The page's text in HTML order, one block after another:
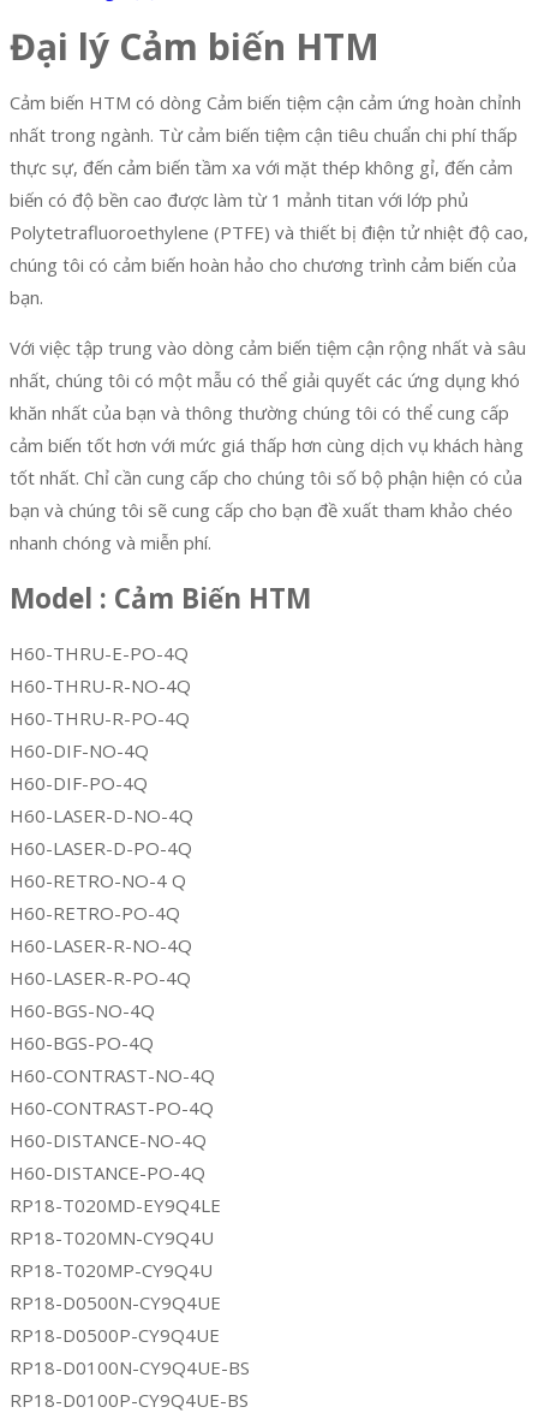
Đại lý Cảm biến HTM
Cảm biến HTM có dòng Cảm biến tiệm cận cảm ứng hoàn chỉnh
nhất trong ngành. Từ cảm biến tiệm cận tiêu chuẩn chi phí thấp
thực sự, đến cảm biến tầm xa với mặt thép không gỉ, đến cảm
biến có độ bền cao được làm từ 1 mảnh titan với lớp phủ
Polytetrafluoroethylene (PTFE) và thiết bị điện tử nhiệt độ cao,
chúng tôi có cảm biến hoàn hảo cho chương trình cảm biến của
bạn.
Với việc tập trung vào dòng cảm biến tiệm cận rộng nhất và sâu
nhất, chúng tôi có một mẫu có thể giải quyết các ứng dụng khó
khăn nhất của bạn và thông thường chúng tôi có thể cung cấp
cảm biến tốt hơn với mức giá thấp hơn cùng dịch vụ khách hàng
tốt nhất. Chỉ cần cung cấp cho chúng tôi số bộ phận hiện có của
bạn và chúng tôi sẽ cung cấp cho bạn đề xuất tham khảo chéo
nhanh chóng và miễn phí.
Model : Cảm Biến HTM
H60-THRU-E-PO-4Q
H60-THRU-R-NO-4Q
H60-THRU-R-PO-4Q
H60-DIF-NO-4Q
H60-DIF-PO-4Q
H60-LASER-D-NO-4Q
H60-LASER-D-PO-4Q
H60-RETRO-NO-4 Q
H60-RETRO-PO-4Q
H60-LASER-R-NO-4Q
H60-LASER-R-PO-4Q
H60-BGS-NO-4Q
H60-BGS-PO-4Q
H60-CONTRAST-NO-4Q
H60-CONTRAST-PO-4Q
H60-DISTANCE-NO-4Q
H60-DISTANCE-PO-4Q
RP18-T020MD-EY9Q4LE
RP18-T020MN-CY9Q4U
RP18-T020MP-CY9Q4U
RP18-D0500N-CY9Q4UE
RP18-D0500P-CY9Q4UE
RP18-D0100N-CY9Q4UE-BS
RP18-D0100P-CY9Q4UE-BS